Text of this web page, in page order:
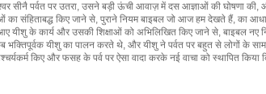
सीनै पर्वत पर उतरा, उसने बड़ी ऊंची आवाज़ में दस आज्ञाओं की घोषणा की,
का संहिताबद्ध किए जाने से, पुराने नियम बाइबल जो आज हम देखते हैं, का
यीशु के कार्य और उसकी शिक्षाओं को अभिलिखित किए जाने से, बाइबल नए
यीशु का पालन करते थे, और यीशु ने पर्वत पर बहुत से लोगों के
किए और फसह के पर्व पर ऐसा वादा करके नई वाचा को स्थापित किया